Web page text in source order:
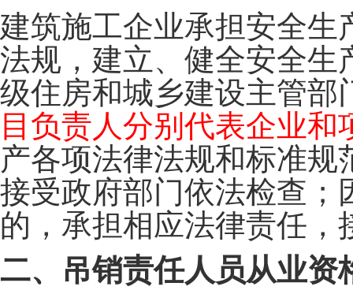
建筑施工企业承担安全
法规，建立、健全安全
级住房和城乡建设主管部
目负责人分别代表企业
产各项法律法规和标准
接受政府部门依法检查
的，承担相应法律责任
二、吊销责任人员从业资